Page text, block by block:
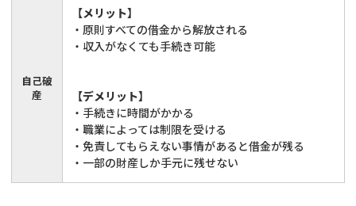
自己破
産
【メリット】
・原則すべての借金から解放される
・収入がなくても手続き可能
【デメリット】
・手続きに時間がかかる
・職業によっては制限を受ける
・免責してもらえない事情があると借金が残る
・一部の財産しか手元に残せない